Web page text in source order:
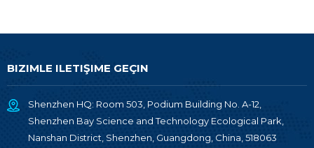
BIZIMLE ILETIŞIME GEÇIN
Shenzhen HQ: Room 503, Podium Building No. A-12,
Shenzhen Bay Science and Technology Ecological Park,
Nanshan District, Shenzhen, Guangdong, China, 518063